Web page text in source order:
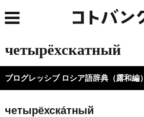
четырёхскатный
プログレッシブ ロシア語辞典（露和編）
четырёхска́тный